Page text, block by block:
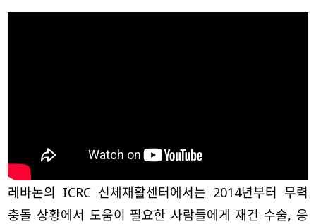
레바논의 ICRC 신체재활센터에서는 2014년부터 무력
충돌 상황에서 도움이 필요한 사람들에게 재건 수술, 응